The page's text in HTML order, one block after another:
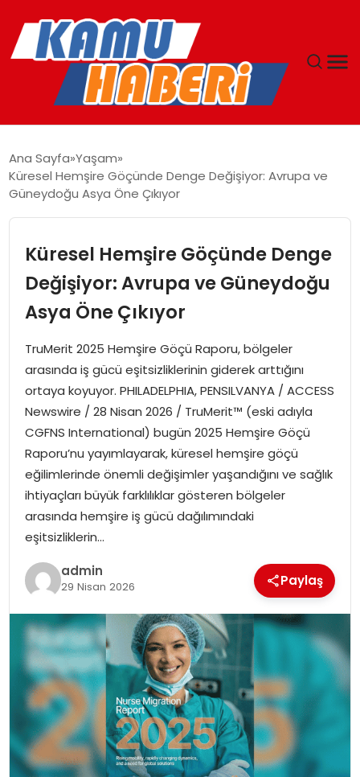
YAŞAM
EKONOMI
SPOR
TEKNOLOJI
EĞITIM
GENEL
Ana Sayfa Yaşam
Küresel Hemşire Göçünde Denge Değişiyor: Avrupa ve
Güneydoğu Asya Öne Çıkıyor
Küresel Hemşire Göçünde Denge
Değişiyor: Avrupa ve Güneydoğu
Asya Öne Çıkıyor
TruMerit 2025 Hemşire Göçü Raporu, bölgeler
arasında iş gücü eşitsizliklerinin giderek arttığını
ortaya koyuyor. PHILADELPHIA, PENSILVANYA / ACCESS
Newswire / 28 Nisan 2026 / TruMerit™ (eski adıyla
CGFNS International) bugün 2025 Hemşire Göçü
Raporu’nu yayımlayarak, küresel hemşire göçü
eğilimlerinde önemli değişimler yaşandığını ve sağlık
ihtiyaçları büyük farklılıklar gösteren bölgeler
arasında hemşire iş gücü dağılımındaki
eşitsizliklerin…
admin
29 Nisan 2026 Paylaş